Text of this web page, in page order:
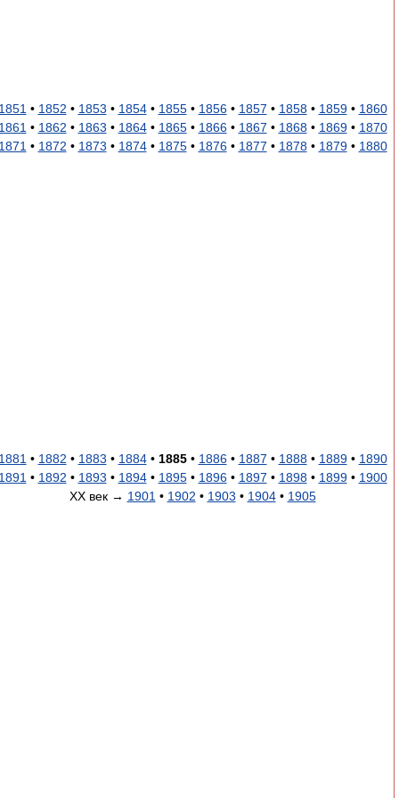
• 1852 • 1853 • 1854• 1855• 1856• 1857 • 1858• 1859• 1860
• 1862 • 1863 • 1864• 1865• 1866• 1867 • 1868• 1869• 1870
• 1872 • 1873 • 1874• 1875• 1876• 1877 • 1878• 1879• 1880
• 1882 • 1883 • 1884• 1885• 1886• 1887 • 1888• 1889• 1890
• 1892 • 1893 • 1894• 1895• 1896• 1897 • 1898• 1899• 1900
XX век → 1901 • 1902 • 1903 • 1904• 1905